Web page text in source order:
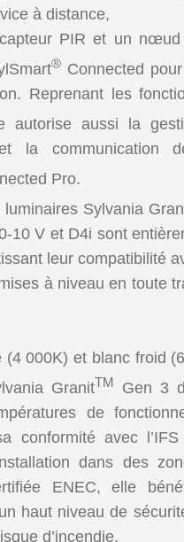
à distance,
PIR et un
®Connected
Reprenant les
autorise aussi la
et la communication
Pro.
Sylvania
10 V et D4i sont
leur compatibilité
à niveau en toute
(4 000K) et blanc froid
GranitTM
Gen 3
de
conformité avec
dans des
ENEC, elle
haut niveau de
d’incendie.